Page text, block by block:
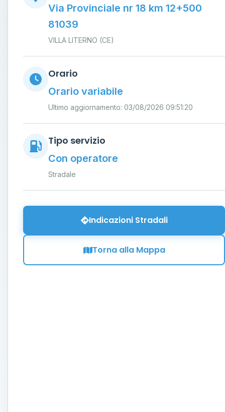
Via Provinciale nr 18 km 12+500
81039
VILLA LITERNO (CE)
Orario
Orario variabile
Ultimo aggiornamento: 03/08/2026 09:51:20
Tipo servizio
Con operatore
Stradale
Indicazioni Stradali
Torna alla Mappa